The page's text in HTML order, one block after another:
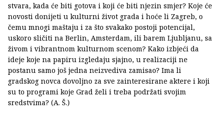
stvara, kada će biti gotova i koji će biti njezin smjer? Koje će
novosti donijeti u kulturni život grada i hoće li Zagreb, o
čemu mnogi maštaju i za što svakako postoji potencijal,
uskoro sličiti na Berlin, Amsterdam, ili barem Ljubljanu, sa
živom i vibrantnom kulturnom scenom? Kako izbjeći da
ideje koje na papiru izgledaju sjajno, u realizaciji ne
postanu samo još jedna neizvediva zamisao? Ima li
gradskog novca dovoljno za sve zainteresirane aktere i koji
su to programi koje Grad želi i treba podržati svojim
sredstvima? (A. Š.)